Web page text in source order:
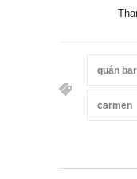
quán bar
carmen